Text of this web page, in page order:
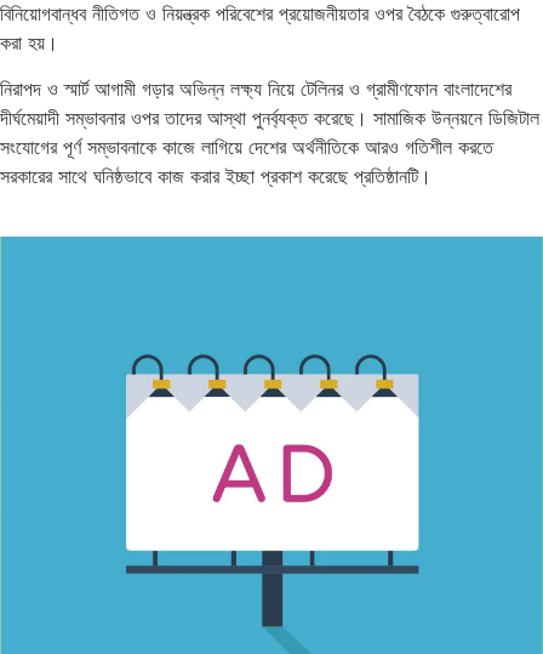
বিনিয়োগবান্ধব নীতিগত ও নিয়ন্ত্রক পরিবেশের প্রয়োজনীয়তার ওপর বৈঠকে গুরুত্বারোপ
করা হয়।
নিরাপদ ও স্মার্ট আগামী গড়ার অভিন্ন লক্ষ্য নিয়ে টেলিনর ও গ্রামীণফোন বাংলাদেশের
দীর্ঘমেয়াদী সম্ভাবনার ওপর তাদের আস্থা পুনর্ব্যক্ত করেছে। সামাজিক উন্নয়নে ডিজিটাল
সংযোগের পূর্ণ সম্ভাবনাকে কাজে লাগিয়ে দেশের অর্থনীতিকে আরও গতিশীল করতে
সরকারের সাথে ঘনিষ্ঠভাবে কাজ করার ইচ্ছা প্রকাশ করেছে প্রতিষ্ঠানটি।